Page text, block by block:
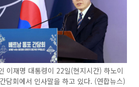
이재명 대통령이 22일(현지시간) 하노이
담회에서 인사말을 하고 있다. (연합뉴스)